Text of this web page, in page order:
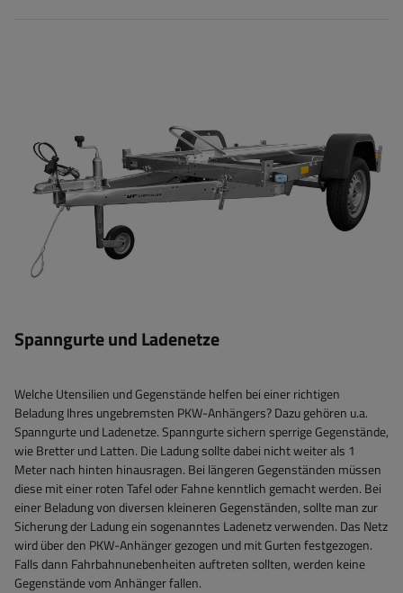
Spanngurte und Ladenetze
Welche Utensilien und Gegenstände helfen bei einer richtigen
Beladung Ihres ungebremsten PKW-Anhängers? Dazu gehören u.a.
Spanngurte und Ladenetze. Spanngurte sichern sperrige Gegenstände,
wie Bretter und Latten. Die Ladung sollte dabei nicht weiter als 1
Meter nach hinten hinausragen. Bei längeren Gegenständen müssen
diese mit einer roten Tafel oder Fahne kenntlich gemacht werden. Bei
einer Beladung von diversen kleineren Gegenständen, sollte man zur
Sicherung der Ladung ein sogenanntes Ladenetz verwenden. Das Netz
wird über den PKW-Anhänger gezogen und mit Gurten festgezogen.
Falls dann Fahrbahnunebenheiten auftreten sollten, werden keine
Gegenstände vom Anhänger fallen.